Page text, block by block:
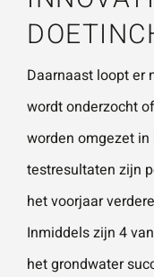
Daarnaast loopt er
wordt onderzocht
worden omgezet
testresultaten zijn
het voorjaar
Inmiddels zijn 4
het grondwater